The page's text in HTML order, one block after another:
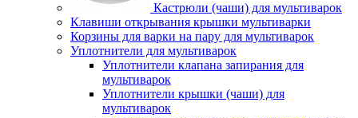
Кастрюли (чаши) для мультиварок
Клавиши открывания крышки мультиварки
Корзины для варки на пару для мультиварок
Уплотнители для мультиварок
Уплотнители клапана запирания для
мультиварок
Уплотнители крышки (чаши) для
мультиварок